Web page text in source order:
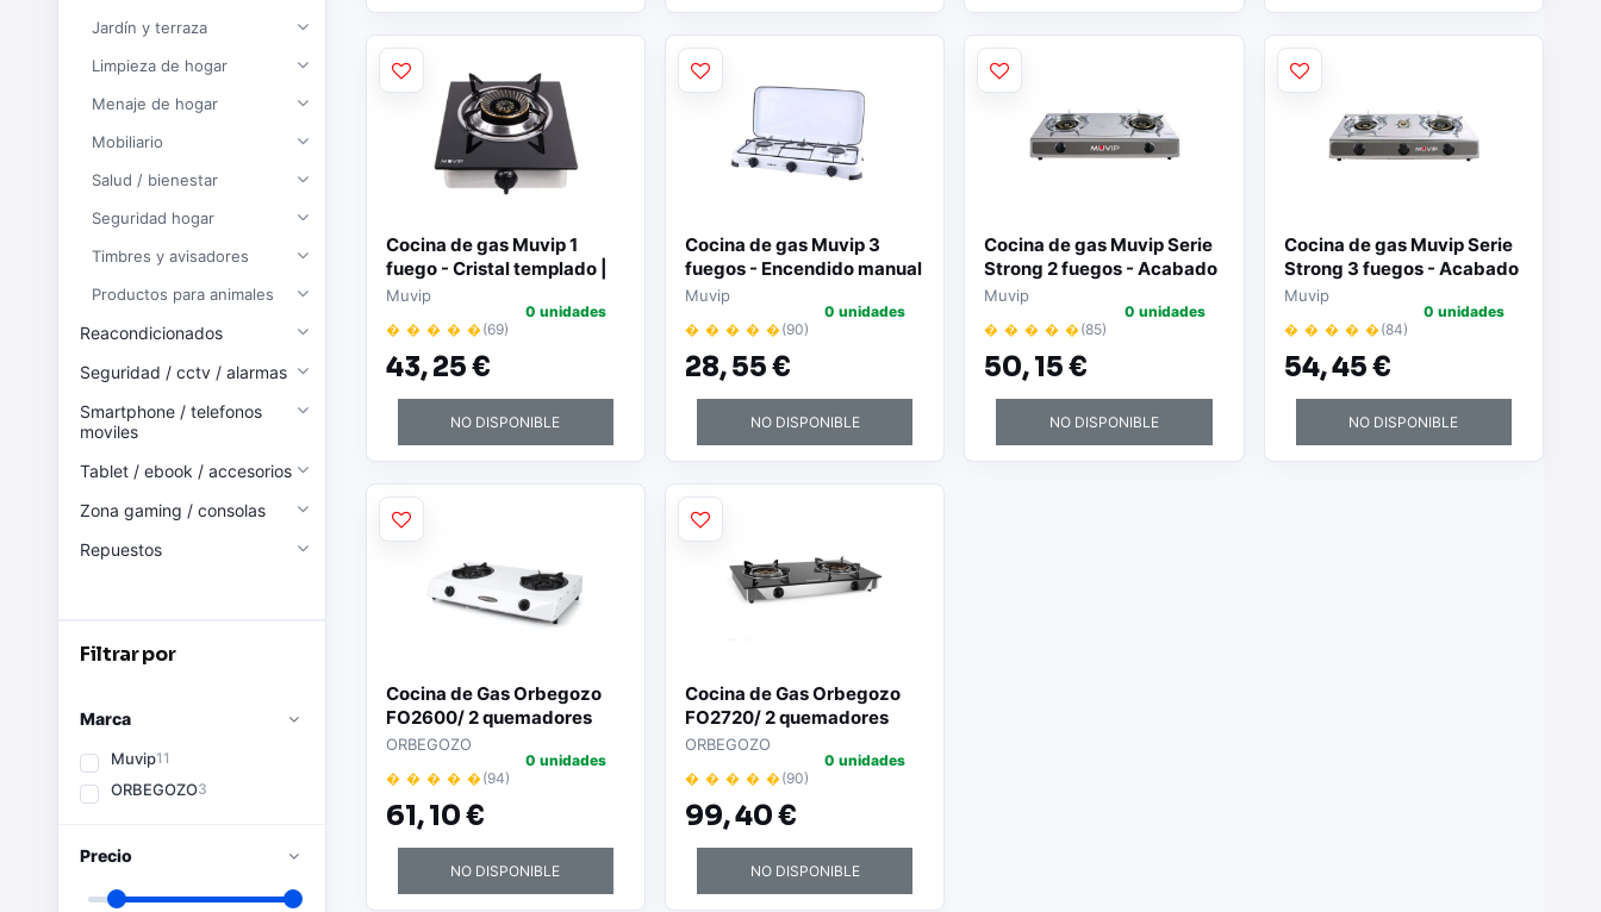
Jardín y terraza
Limpieza de hogar
Menaje de hogar
Mobiliario
Salud / bienestar
Seguridad hogar
Timbres y avisadores
Productos para animales
Reacondicionados
Seguridad / cctv / alarmas
Smartphone / telefonos
moviles
Tablet / ebook / accesorios
Zona gaming / consolas
Repuestos
Filtrar por
Marca
Muvip11
ORBEGOZO3
Precio
Cocina de gas Muvip 1
fuego - Cristal templado |
Encendido piezoeléctrico |
Quemador de hierro
fundido desmontable |
Acabado inox
Muvip
� � � � �(69)
43,25 €
0 unidades
NO DISPONIBLE
Cocina de gas Muvip 3
fuegos - Encendido manual
| Rejillas extraíbles | Tapa
Muvip
� � � � �(90)
28,55 €
0 unidades
NO DISPONIBLE
Cocina de gas Muvip Serie
Strong 2 fuegos - Acabado
inox | Encendido
Quemadores de hierro
fundido desmontables
Muvip
� � � � �(85)
50,15 €
0 unidades
NO DISPONIBLE
Cocina de gas Muvip Serie
Strong 3 fuegos - Acabado
inox | Encendido
Quemadores de hierro
fundido desmontables
Muvip
� � � � �(84)
54,45 €
0 unidades
NO DISPONIBLE
Cocina de Gas Orbegozo
FO2600/ 2 quemadores
ORBEGOZO
� � � � �(94)
61,10 €
0 unidades
NO DISPONIBLE
Cocina de Gas Orbegozo
FO2720/ 2 quemadores
ORBEGOZO
� � � � �(90)
99,40 €
0 unidades
NO DISPONIBLE